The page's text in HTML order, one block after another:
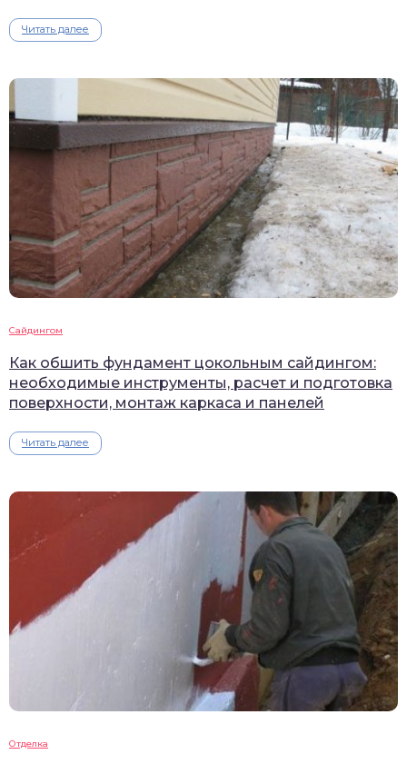
Читать далее
Сайдингом
Как обшить фундамент цокольным сайдингом:
необходимые инструменты, расчет и подготовка
поверхности, монтаж каркаса и панелей
Читать далее
Отделка